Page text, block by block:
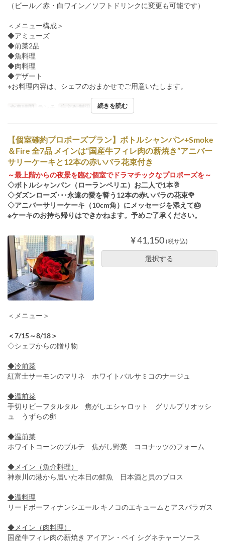
（ビール／赤・白ワイン／ソフトドリンクに変更も可能です）
＜メニュー構成＞
◆アミューズ
◆前菜2品
◆魚料理
◆肉料理
◆デザート
※お料理内容は、シェフのおまかせでご用意いたします。
食事時間 ランチ 注文数制限 4 ~ 8
続きを読む
【個室確約プロポーズプラン】ボトルシャンパン+Smoke
＆Fire 全7品 メインは“国産牛フィレ肉の薪焼き”アニバー
サリーケーキと12本の赤いバラ花束付き
～最上階からの夜景を臨む個室でドラマチックなプロポーズを～
◇ボトルシャンパン（ローランペリエ）お二人で1本🥂
◇ダズンローズ･･･永遠の愛を誓う12本の赤いバラの花束🌹
◇アニバーサリーケーキ（10cm角）にメッセージを添えて🎂
※ケーキのお持ち帰りはできかねます。予めご了承ください。
¥ 41,150 (税サ込)
選択する
＜メニュー＞
＜7/15～8/18＞
◇シェフからの贈り物
◆冷前菜
紅富士サーモンのマリネ ホワイトバルサミコのナージュ
◆温前菜
手切りビーフタルタル 焦がしエシャロット グリルブリオッシ
ュ うずらの卵
◆温前菜
ホワイトコーンのブルテ 焦がし野菜 ココナッツのフォーム
◆メイン（魚介料理）
神奈川の港から届いた本日の鮮魚 日本酒と貝のブロス
◆温料理
リードボーフィナンシエール キノコのエキュームとアスパラガス
◆メイン（肉料理）
国産牛フィレ肉の薪焼き アイアン・ベイ シグネチャーソース